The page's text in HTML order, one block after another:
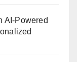
AI-Powered